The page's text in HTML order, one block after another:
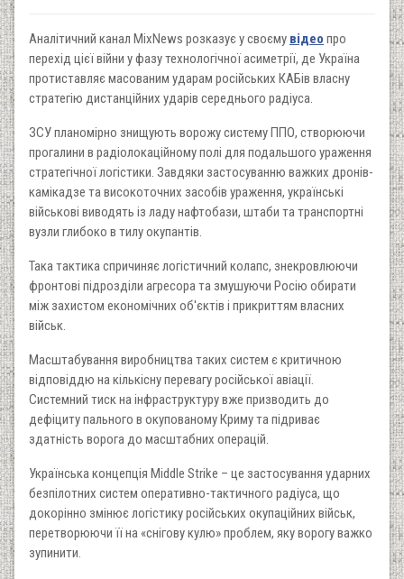
Аналітичний канал MixNews розказує у своєму відео про
перехід цієї війни у фазу технологічної асиметрії, де Україна
протиставляє масованим ударам російських КАБів власну
стратегію дистанційних ударів середнього радіуса.
ЗСУ планомірно знищують ворожу систему ППО, створюючи
прогалини в радіолокаційному полі для подальшого ураження
стратегічної логістики. Завдяки застосуванню важких дронів-
камікадзе та високоточних засобів ураження, українські
військові виводять із ладу нафтобази, штаби та транспортні
вузли глибоко в тилу окупантів.
Така тактика спричиняє логістичний колапс, знекровлюючи
фронтові підрозділи агресора та змушуючи Росію обирати
між захистом економічних об'єктів і прикриттям власних
військ.
Масштабування виробництва таких систем є критичною
відповіддю на кількісну перевагу російської авіації.
Системний тиск на інфраструктуру вже призводить до
дефіциту пального в окупованому Криму та підриває
здатність ворога до масштабних операцій.
Українська концепція Middle Strike – це застосування ударних
безпілотних систем оперативно-тактичного радіуса, що
докорінно змінює логістику російських окупаційних військ,
перетворюючи її на «снігову кулю» проблем, яку ворогу важко
зупинити.